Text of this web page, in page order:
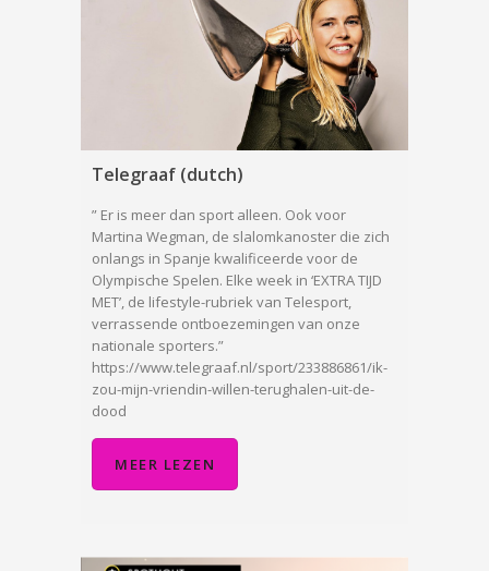
Telegraaf (dutch)
” Er is meer dan sport alleen. Ook voor
Martina Wegman, de slalomkanoster die zich
onlangs in Spanje kwalificeerde voor de
Olympische Spelen. Elke week in ‘EXTRA TIJD
MET’, de lifestyle-rubriek van Telesport,
verrassende ontboezemingen van onze
nationale sporters.”
https://www.telegraaf.nl/sport/233886861/ik-
zou-mijn-vriendin-willen-terughalen-uit-de-
dood
MEER LEZEN